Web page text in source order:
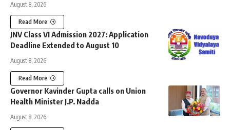
August 8, 2026
Read More
JNV Class VI Admission 2027: Application
Deadline Extended to August 10
August 8, 2026
Read More
Governor Kavinder Gupta calls on Union
Health Minister J.P. Nadda
August 8, 2026